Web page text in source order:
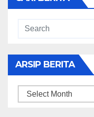
ARSIP BERITA
ARSIP